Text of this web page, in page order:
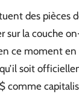
des pièces
sur la couche
ce moment
soit
comme